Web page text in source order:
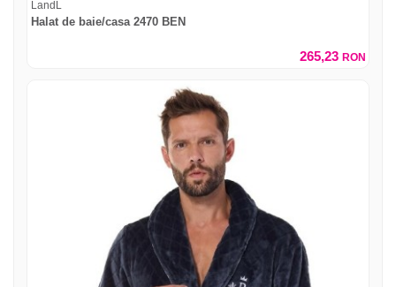
LandL
Halat de baie/casa 2470 BEN
265,23 RON